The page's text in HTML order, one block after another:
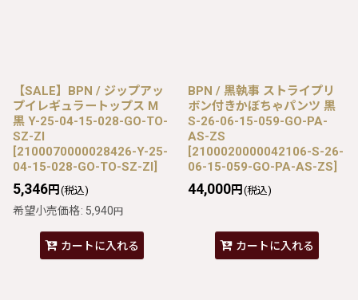
【SALE】BPN / ジップアッ
プイレギュラートップス M
黒 Y-25-04-15-028-GO-TO-
SZ-ZI
[2100070000028426-Y-25-
04-15-028-GO-TO-SZ-ZI]
5,346円 (税込)
希望小売価格: 5,940円
カートに入れる
BPN / 黒執事 ストライプリ
ボン付きかぼちゃパンツ 黒
S-26-06-15-059-GO-PA-
AS-ZS
[2100020000042106-S-26-
06-15-059-GO-PA-AS-ZS]
44,000円 (税込)
カートに入れる